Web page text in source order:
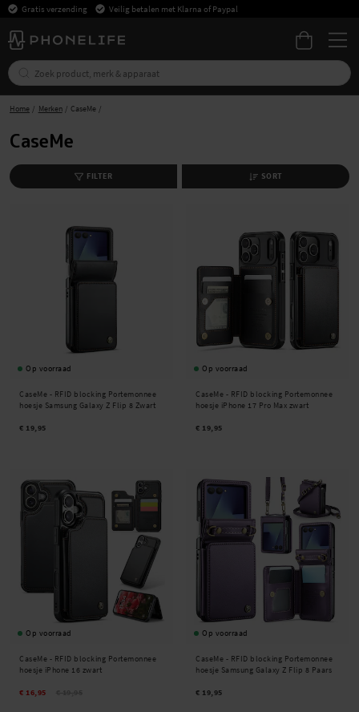
Gratis verzending Veilig betalen met Klarna of Paypal
Home Merken CaseMe
CaseMe
FILTER SORT
Op voorraad
CaseMe - RFID blocking Portemonnee
hoesje Samsung Galaxy Z Flip 8 Zwart
€ 19,95
Op voorraad
CaseMe - RFID blocking Portemonnee
hoesje iPhone 17 Pro Max zwart
€ 19,95
Op voorraad
CaseMe - RFID blocking Portemonnee
hoesje iPhone 16 zwart
€ 16,95
Op voorraad
CaseMe - RFID blocking Portemonnee
hoesje Samsung Galaxy Z Flip 8 Paars
€ 19,95